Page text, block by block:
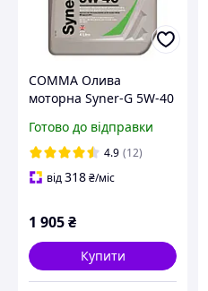
COMMA Олива
моторна Syner-G 5W-40
Готово до відправки
4.9 (12)
від318₴/міс
1 905₴
Купити